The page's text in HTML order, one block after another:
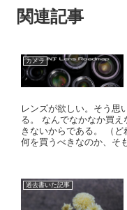
関連記事
カメラ
レンズが欲しい。そう思
る。 なんでなかなか買
きないからである。 （
何を買うべきなのか、そ
過去書いた記事